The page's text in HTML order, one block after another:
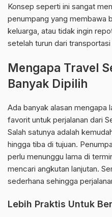
Konsep seperti ini sangat
penumpang yang membawa
keluarga, atau tidak ingin
setelah turun dari transportasi
Mengapa Travel
Banyak Dipilih
Ada banyak alasan mengapa
favorit untuk perjalanan dari
Salah satunya adalah
hingga tiba di tujuan.
perlu menunggu lama di
mencari angkutan lanjutan.
sederhana sehingga
Lebih Praktis Untuk